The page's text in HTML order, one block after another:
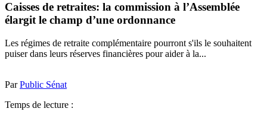
Caisses de retraites: la commission à l’Assemblée
élargit le champ d’une ordonnance
Les régimes de retraite complémentaire pourront s'ils le souhaitent
puiser dans leurs réserves financières pour aider à la...
ParPublic Sénat
Temps de lecture :